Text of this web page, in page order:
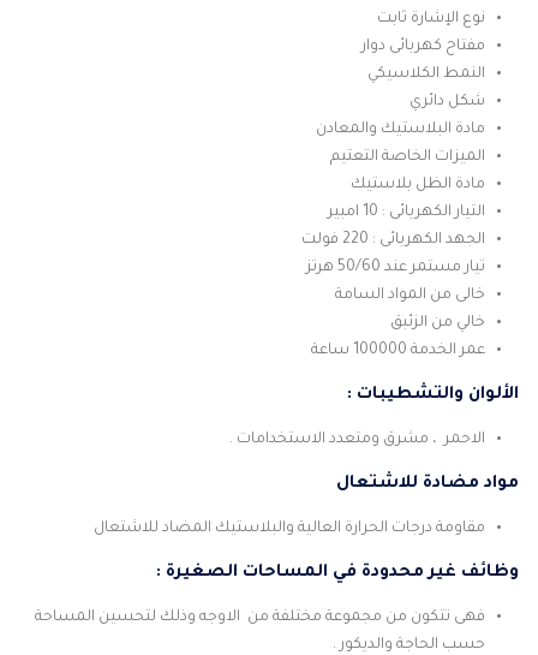
نوع الإشارة ثابت
مفتاح كهربائى دوار
النمط الكلاسيكي
شكل دائري
مادة البلاستيك والمعادن
الميزات الخاصة التعتيم
مادة الظل بلاستيك
التيار الكهربائى : 10 امبير
الجهد الكهربائى : 220 فولت
تيار مستمر عند 50/60 هرتز
خالى من المواد السامة
خالي من الزئبق
عمر الخدمة 100000 ساعة
الألوان والتشطيبات :
الاحمر ، مشرق ومتعدد الاستخدامات .
مواد مضادة للاشتعال
مقاومة درجات الحرارة العالية والبلاستيك المضاد للاشتعال
وظائف غير محدودة في المساحات الصغيرة :
فهى تتكون من مجموعة مختلفة من الاوجه وذلك لتحسين المساحة
حسب الحاجة والديكور .